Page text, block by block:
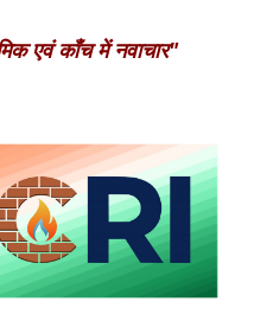
एवं काँच में नवाचार"